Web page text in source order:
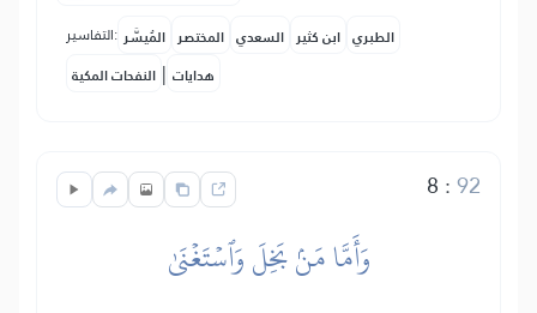
التفاسير: المُيسَّر المختصر السعدي ابن كثير الطبري
النفحات المكية | هدايات
8 :92
وَأَمَّا مَنۢ بَخِلَ وَٱسۡتَغۡنَىٰ